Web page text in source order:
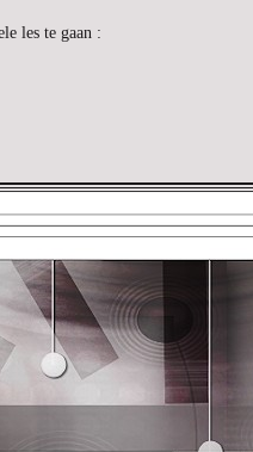
les te gaan :